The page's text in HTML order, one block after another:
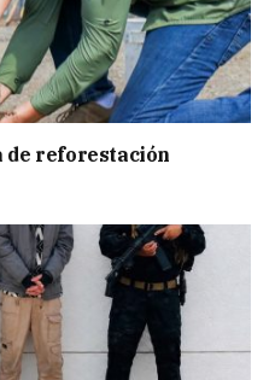
de reforestación